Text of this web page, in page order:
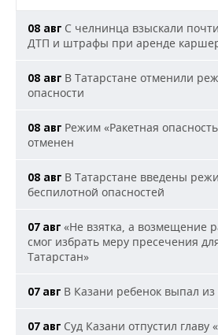
08 авг С челнинца взыскали
ДТП и штрафы при аренде
08 авг В Татарстане отменили
опасности
08 авг Режим «Ракетная
отменен
08 авг В Татарстане введены
беспилотной опасностей
07 авг «Не взятка, а возмещение
смог избрать меру пресечения
Татарстан»
07 авг В Казани ребенок выпал из
07 авг Суд Казани отпустил главу